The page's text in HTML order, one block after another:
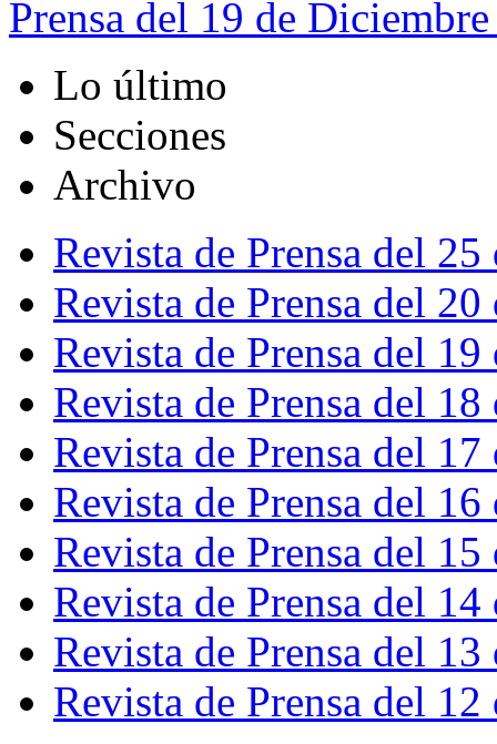
Prensa del 19 de
Lo último
Secciones
Archivo
Revista de Prensa del
Revista de Prensa del
Revista de Prensa del
Revista de Prensa del
Revista de Prensa del
Revista de Prensa del
Revista de Prensa del
Revista de Prensa del
Revista de Prensa del
Revista de Prensa del